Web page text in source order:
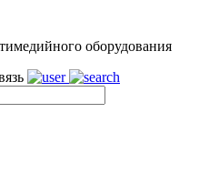
оборудования